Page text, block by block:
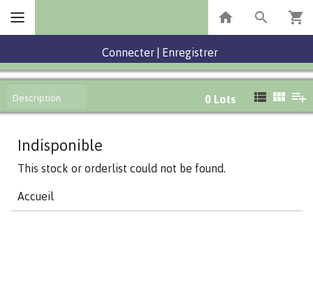
Connecter Enregistrer
Description 0 Lots
Indisponible
This stock or orderlist could not be found.
Accueil